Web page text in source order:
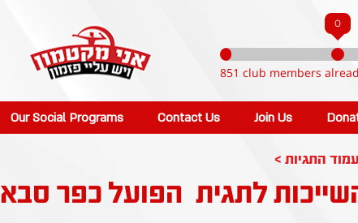
0
851 club members
Our Social Programs Contact Us Join Us
התגיות
הפועל כפר סבא לתגית